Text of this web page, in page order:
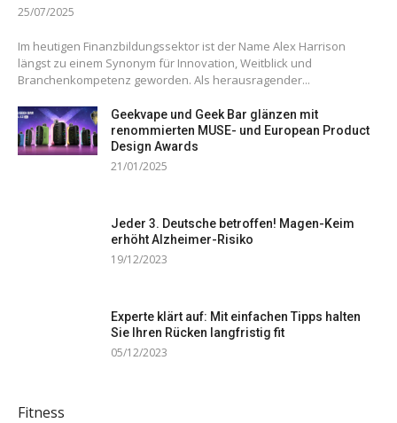
25/07/2025
Im heutigen Finanzbildungssektor ist der Name Alex Harrison
längst zu einem Synonym für Innovation, Weitblick und
Branchenkompetenz geworden. Als herausragender...
Geekvape und Geek Bar glänzen mit
renommierten MUSE- und European Product
Design Awards
21/01/2025
Jeder 3. Deutsche betroffen! Magen-Keim
erhöht Alzheimer-Risiko
19/12/2023
Experte klärt auf: Mit einfachen Tipps halten
Sie Ihren Rücken langfristig fit
05/12/2023
Fitness